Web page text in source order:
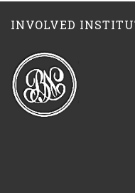
INVOLVED